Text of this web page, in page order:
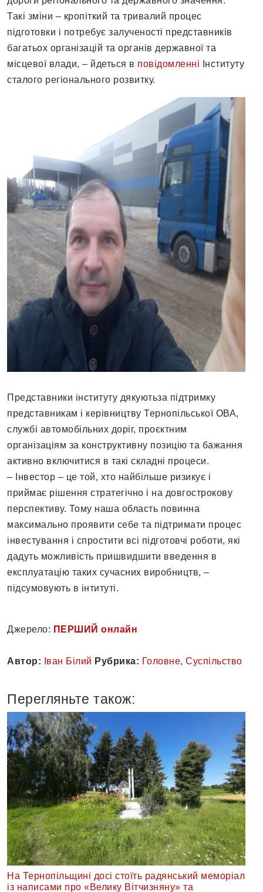
Такі зміни – кропіткий та тривалий процес
підготовки і потребує залученості представників
багатьох організацій та органів державної та
місцевої влади, – йдеться в повідомленні Інституту
сталого регіонального розвитку.
Представники інституту дякуютьза підтримку
представникам і керівництву Тернопільської ОВА,
службі автомобільних доріг, проєктним
організаціям за конструктивну позицію та бажання
активно включитися в такі складні процеси.
– Інвестор – це той, хто найбільше ризикує і
приймає рішення стратегічно і на довгострокову
перспективу. Тому наша область повинна
максимально проявити себе та підтримати процес
інвестування і спростити всі підготовчі роботи, які
дадуть можливість пришвидшити введення в
експлуатацію таких сучасних виробництв, –
підсумовують в інтитуті.
Джерело: ПЕРШИЙ онлайн
Автор: Іван Білий Рубрика: Головне, Суспільство
Перегляньте також:
На Тернопільщині досі стоїть радянський меморіал
із написами про «Велику Вітчизняну» та